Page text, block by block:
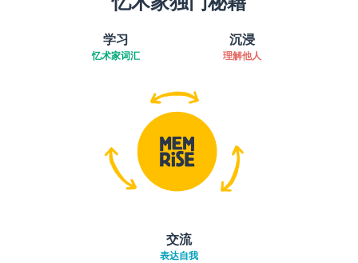
学习
忆术家词汇
沉浸
理解他人
交流
表达自我